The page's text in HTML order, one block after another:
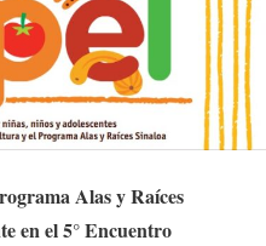
Alas y Raíces
en el5° Encuentro